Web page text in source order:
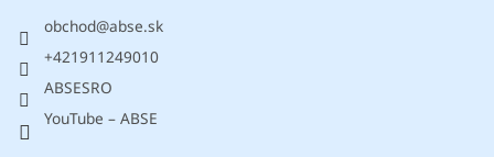
obchod@abse.sk
+421911249010
ABSESRO
YouTube – ABSE